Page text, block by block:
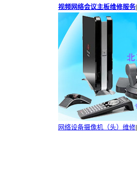
视频网络会议主板维修服务|
网络设备摄像机（头）维修|